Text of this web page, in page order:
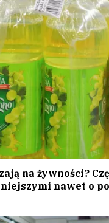
na żywności?
nawet o